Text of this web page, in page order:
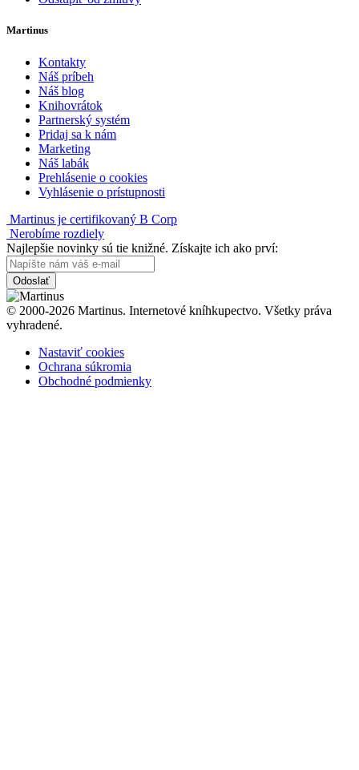
Martinus
Kontakty
Náš príbeh
Náš blog
Knihovrátok
Partnerský systém
Pridaj sa k nám
Marketing
Náš labák
Prehlásenie o cookies
Vyhlásenie o prístupnosti
Martinus je certifikovaný B Corp
Nerobíme rozdiely
Najlepšie novinky sú tie knižné. Získajte ich ako prví:
Odoslať
© 2000-2026 Martinus. Internetové kníhkupectvo. Všetky práva
vyhradené.
Nastaviť cookies
Ochrana súkromia
Obchodné podmienky